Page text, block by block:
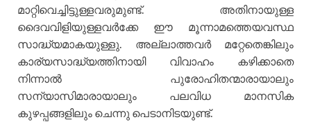
മാറ്റിവെച്ചിട്ടുള്ളവരുമുണ്ട്. അതിനായുള്ള
ദൈവവിളിയുള്ളവര്‍ക്കേ ഈ മൂന്നാമത്തെയവസ്ഥ
സാദ്ധ്യമാകയുള്ളു. അല്ലാത്തവര്‍ മറ്റേതെങ്കിലും
കാര്യസാദ്ധ്യത്തിനായി വിവാഹം കഴിക്കാതെ
നിന്നാല്‍ പുരോഹിതന്മാരായാലും
സന്യാസിമാരായാലും പലവിധ മാനസിക
കുഴപ്പങ്ങളിലും ചെന്നു പെടാനിടയുണ്ട്.